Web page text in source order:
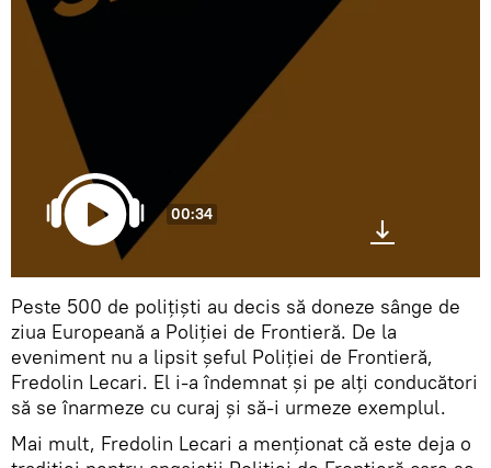
00:34
Peste 500 de polițiști au decis să doneze sânge de
ziua Europeană a Poliției de Frontieră. De la
eveniment nu a lipsit șeful Poliției de Frontieră,
Fredolin Lecari. El i-a îndemnat și pe alți conducători
să se înarmeze cu curaj și să-i urmeze exemplul.
Mai mult, Fredolin Lecari a menționat că este deja o